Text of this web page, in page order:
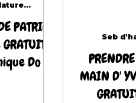
PATRICE
Do (C)
Seb d'harmonica tablatures.com
MAIN D'